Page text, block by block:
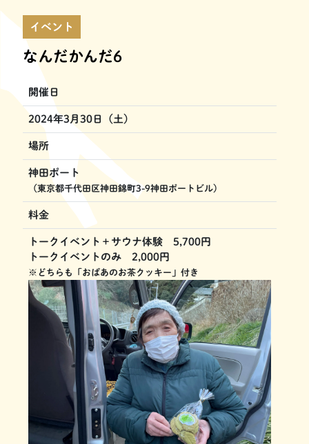
イベント
なんだかんだ6
開催日
2024年3月30日（土）
場所
神田ポート
（東京都千代田区神田錦町3-9神田ポートビル）
料金
トークイベント＋サウナ体験 5,700円
トークイベントのみ 2,000円
※どちらも「おばあのお茶クッキー」付き